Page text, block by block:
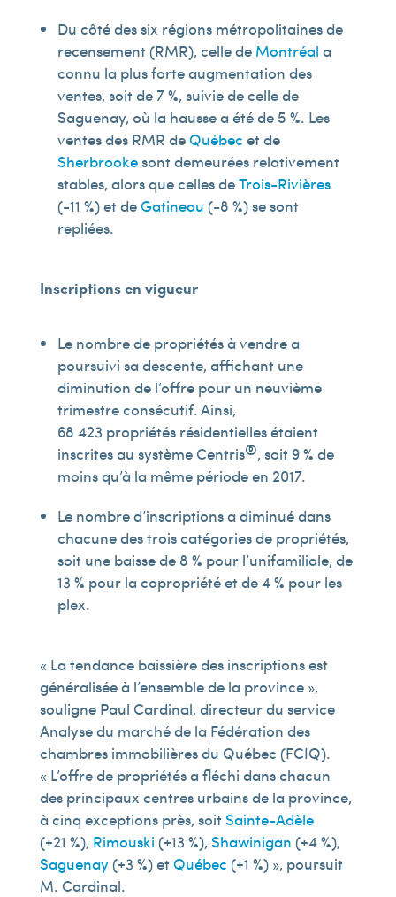
Du côté des six régions métropolitaines de
recensement (RMR), celle de Montréal a
connu la plus forte augmentation des
ventes, soit de 7 %, suivie de celle de
Saguenay, où la hausse a été de 5 %. Les
ventes des RMR deQuébec et de
Sherbrookesont demeurées relativement
stables, alors que celles deTrois-Rivières
(-11 %) et deGatineau (-8 %) se sont
repliées.
Inscriptions en vigueur
Le nombre de propriétés à vendre a
poursuivi sa descente, affichant une
diminution de l’offre pour un neuvième
trimestre consécutif. Ainsi,
68 423 propriétés résidentielles étaient
inscrites au système Centris®, soit 9 % de
moins qu’à la même période en 2017.
Le nombre d’inscriptions a diminué dans
chacune des trois catégories de propriétés,
soit une baisse de 8 % pour l’unifamiliale, de
13 % pour la copropriété et de 4 % pour les
plex.
« La tendance baissière des inscriptions est
généralisée à l’ensemble de la province »,
souligne Paul Cardinal, directeur du service
Analyse du marché de la Fédération des
chambres immobilières du Québec (FCIQ).
« L’offre de propriétés a fléchi dans chacun
des principaux centres urbains de la province,
à cinq exceptions près, soit Sainte-Adèle
(+21 %), Rimouski (+13 %), Shawinigan (+4 %),
Saguenay(+3 %) et Québec (+1 %) », poursuit
M. Cardinal.